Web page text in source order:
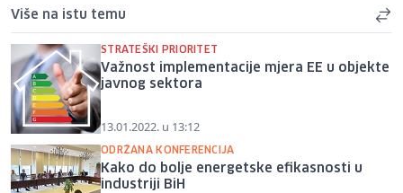
Više na istu temu
STRATEŠKI PRIORITET
Važnost implementacije mjera EE u objekte
javnog sektora
13.01.2022. u 13:12
ODRŽANA KONFERENCIJA
Kako do bolje energetske efikasnosti u
industriji BiH